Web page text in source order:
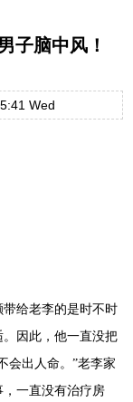
子脑中风！
Wed
给老李的是时不时
因此，他一直没把
会出人命。”老李家
一直没有治疗房